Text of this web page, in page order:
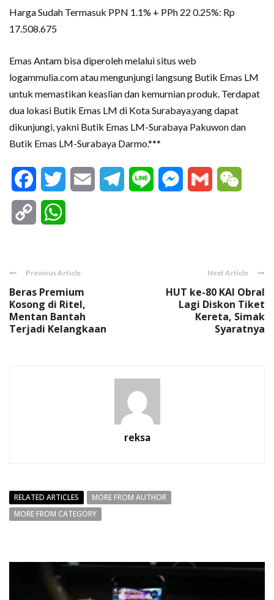
Harga Sudah Termasuk PPN 1.1% + PPh 22 0.25%: Rp
17.508.675
Emas Antam bisa diperoleh melalui situs web
logammulia.com atau mengunjungi langsung Butik Emas LM
untuk memastikan keaslian dan kemurnian produk. Terdapat
dua lokasi Butik Emas LM di Kota Surabaya,yang dapat
dikunjungi, yakni Butik Emas LM-Surabaya Pakuwon dan
Butik Emas LM-Surabaya Darmo.***
FacebookTwitter Email Telegram
Line Messenger
Gmail
Copy
Previous Article
Beras Premium
Kosong di Ritel,
Mentan Bantah
Terjadi Kelangkaan
Next Article
HUT ke-80 KAI Obral
Lagi Diskon Tiket
Kereta, Simak
Syaratnya
reksa
RELATED ARTICLES
MORE FROM AUTHOR
MORE FROM CATEGORY